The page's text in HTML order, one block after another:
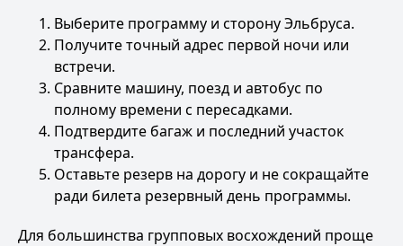
Выберите программу и сторону Эльбруса.
Получите точный адрес первой ночи или
встречи.
Сравните машину, поезд и автобус по
полному времени с пересадками.
Подтвердите багаж и последний участок
трансфера.
Оставьте резерв на дорогу и не сокращайте
ради билета резервный день программы.
Для большинства групповых восхождений проще